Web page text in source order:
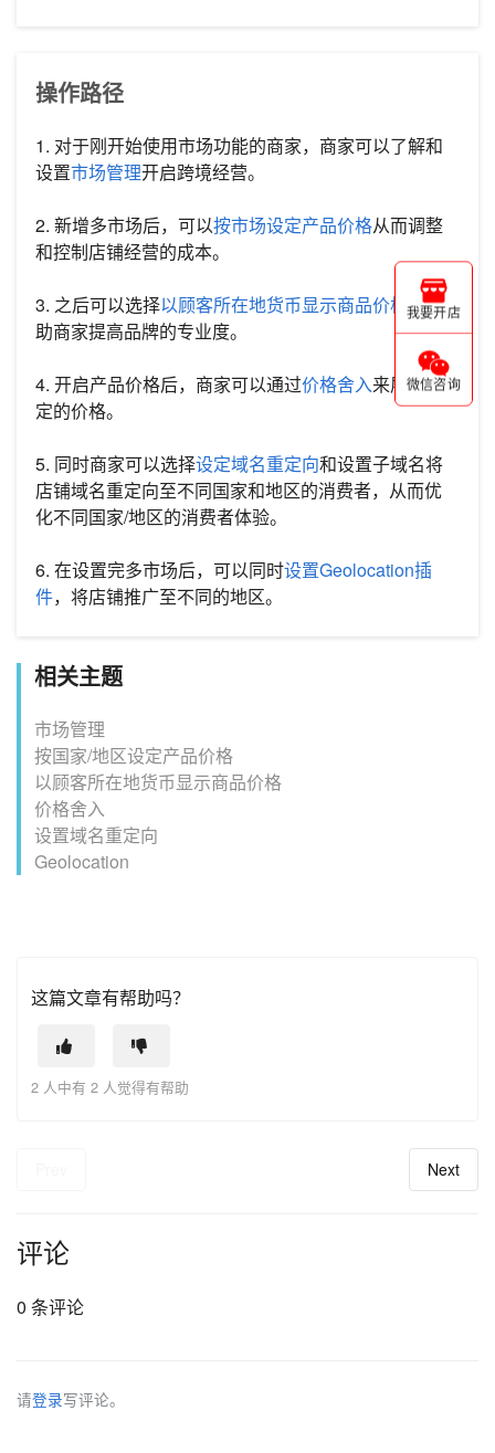
操作路径
1. 对于刚开始使用市场功能的商家，商家可以了解和
设置市场管理开启跨境经营。
2. 新增多市场后，可以按市场设定产品价格从而调整
和控制店铺经营的成本。
3. 之后可以选择以顾客所在地货币显示商品价格来帮
助商家提高品牌的专业度。
4. 开启产品价格后，商家可以通过价格舍入来展示稳
定的价格。
5. 同时商家可以选择设定域名重定向和设置子域名将
店铺域名重定向至不同国家和地区的消费者，从而优
化不同国家/地区的消费者体验。
6. 在设置完多市场后，可以同时设置Geolocation插
件，将店铺推广至不同的地区。
相关主题
市场管理
按国家/地区设定产品价格
以顾客所在地货币显示商品价格
价格舍入
设置域名重定向
Geolocation
这篇文章有帮助吗？
2 人中有 2 人觉得有帮助
Next
评论
0 条评论
请登录写评论。
我要开店
微信咨询